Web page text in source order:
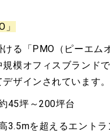
る「PMO（ピーエム
規模オフィスブランド
ザインされています。
45坪～200坪台
3.5mを超えるエントラ